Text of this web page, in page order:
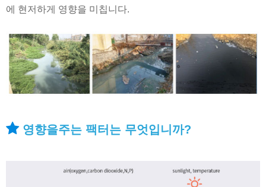
에 현저하게 영향을 미칩니다.
영향을주는 팩터는 무엇입니까?